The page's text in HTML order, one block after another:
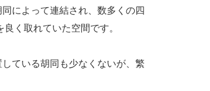
によって連結され、数多くの四
く取れていた空間です。
ている胡同も少なくないが、繁